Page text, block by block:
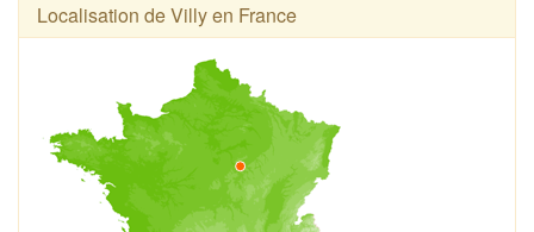
Localisation de Villy en France